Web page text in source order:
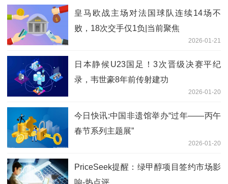
皇马欧战主场对法国球队连续14场不
败，18次交手仅1负|当前聚焦
2026-01-21
日本静候U23国足！3次晋级决赛平纪
录，韦世豪8年前传射建功
2026-01-20
今日快讯:中国非遗馆举办“过年——丙午
春节系列主题展”
2026-01-20
PriceSeek提醒：绿甲醇项目签约市场影
响-热点评